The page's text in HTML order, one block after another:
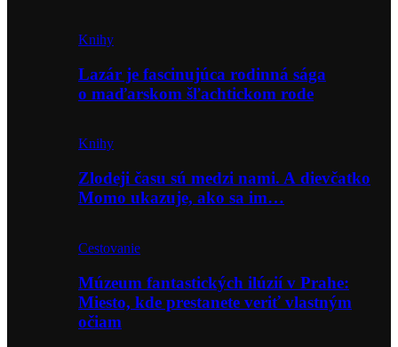
Knihy
Lazár je fascinujúca rodinná sága
o maďarskom šľachtickom rode
Knihy
Zlodeji času sú medzi nami. A dievčatko
Momo ukazuje, ako sa im…
Cestovanie
Múzeum fantastických ilúzií v Prahe:
Miesto, kde prestanete veriť vlastným
očiam